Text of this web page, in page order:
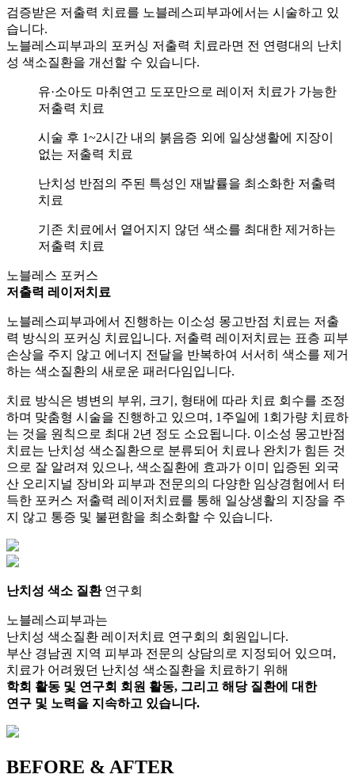
검증받은 저출력 치료를 노블레스피부과에서는 시술하고 있
습니다.
노블레스피부과의 포커싱 저출력 치료라면 전 연령대의 난치
성 색소질환을 개선할 수 있습니다.
유·소아도 마취연고 도포만으로 레이저 치료가 가능한
저출력 치료
시술 후 1~2시간 내의 붉음증 외에 일상생활에 지장이
없는 저출력 치료
난치성 반점의 주된 특성인 재발률을 최소화한 저출력
치료
기존 치료에서 옅어지지 않던 색소를 최대한 제거하는
저출력 치료
노블레스 포커스
저출력 레이저치료
노블레스피부과에서 진행하는 이소성 몽고반점 치료는 저출
력 방식의 포커싱 치료입니다. 저출력 레이저치료는 표층 피부
손상을 주지 않고 에너지 전달을 반복하여 서서히 색소를 제거
하는 색소질환의 새로운 패러다임입니다.
치료 방식은 병변의 부위, 크기, 형태에 따라 치료 회수를 조정
하며 맞춤형 시술을 진행하고 있으며, 1주일에 1회가량 치료하
는 것을 원칙으로 최대 2년 정도 소요됩니다. 이소성 몽고반점
치료는 난치성 색소질환으로 분류되어 치료나 완치가 힘든 것
으로 잘 알려져 있으나, 색소질환에 효과가 이미 입증된 외국
산 오리지널 장비와 피부과 전문의의 다양한 임상경험에서 터
득한 포커스 저출력 레이저치료를 통해 일상생활의 지장을 주
지 않고 통증 및 불편함을 최소화할 수 있습니다.
난치성 색소 질환연구회
노블레스피부과는
난치성 색소질환 레이저치료 연구회의 회원입니다.
부산 경남권 지역 피부과 전문의 상담의로 지정되어 있으며,
치료가 어려웠던 난치성 색소질환을 치료하기 위해
학회 활동 및 연구회 회원 활동, 그리고 해당 질환에 대한
연구 및 노력을 지속하고 있습니다.
BEFORE & AFTER